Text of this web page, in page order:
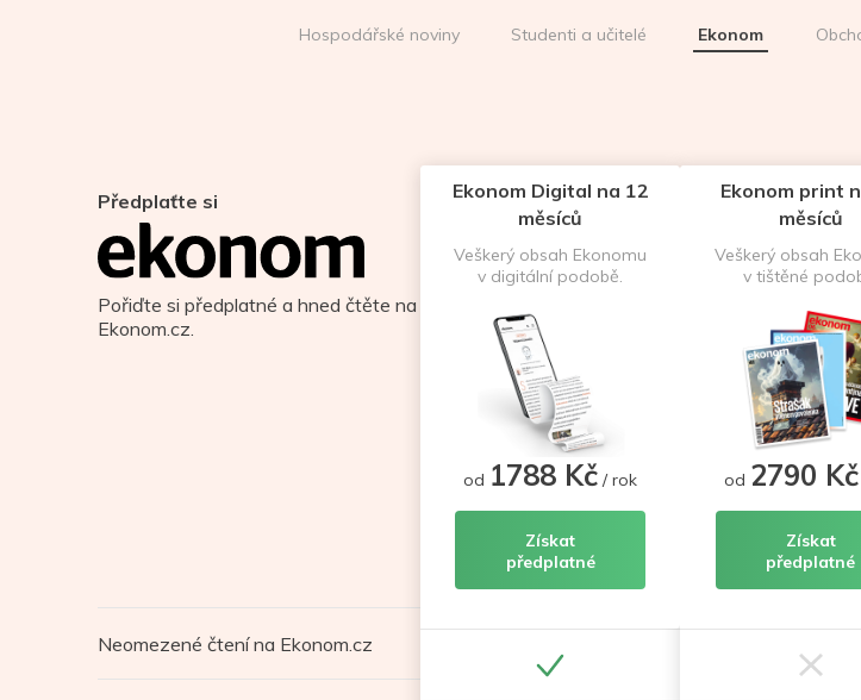
Hospodářské noviny Studenti a učitelé Ekonom
Předplaťte si
Pořiďte si předplatné a hned čtěte na
Ekonom.cz.
Neomezené čtení na Ekonom.cz
Ekonom Digital na 12
měsíců
Veškerý obsah Ekonomu
v digitální podobě.
od 1788 Kč / rok
Získat
předplatné
Ekonom print
měsíců
Veškerý obsah
v tištěné
od 2790 Kč
Získat
předplatné